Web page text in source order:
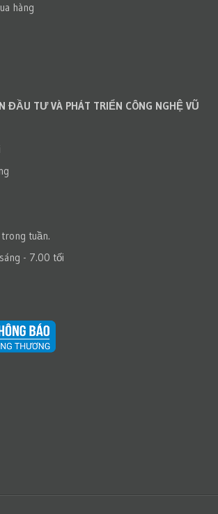
hàng
ĐẦU TƯ VÀ PHÁT TRIỂN CÔNG NGHỆ VŨ
trong tuần.
- 7.00 tối